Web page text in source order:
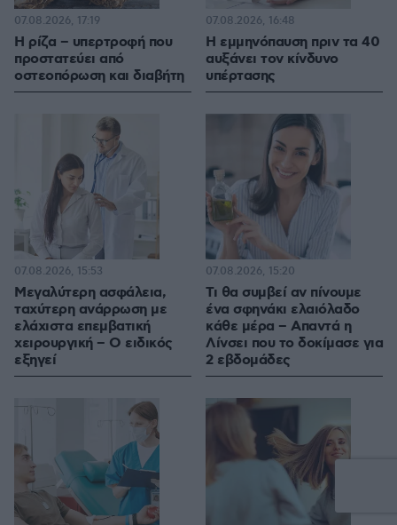
Η ρίζα – υπερτροφή που
προστατεύει από
οστεοπόρωση και διαβήτη
07.08.2026, 17:19
Η εμμηνόπαυση πριν τα 40
αυξάνει τον κίνδυνο
υπέρτασης
07.08.2026, 16:48
Μεγαλύτερη ασφάλεια,
ταχύτερη ανάρρωση με
ελάχιστα επεμβατική
χειρουργική – Ο ειδικός
εξηγεί
07.08.2026, 15:53
Τι θα συμβεί αν πίνουμε
ένα σφηνάκι ελαιόλαδο
κάθε μέρα – Απαντά η
Λίνσει που το δοκίμασε για
2 εβδομάδες
07.08.2026, 15:20